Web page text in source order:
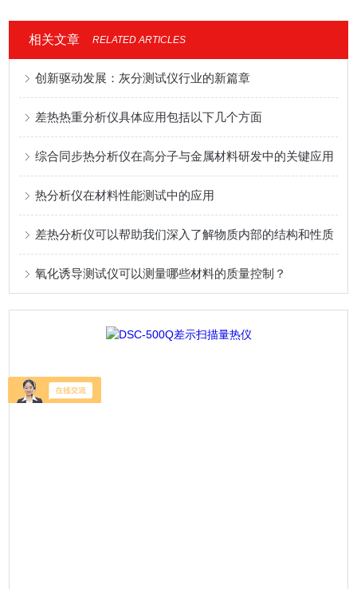
相关文章 RELATED ARTICLES
创新驱动发展：灰分测试仪行业的新篇章
差热热重分析仪具体应用包括以下几个方面
综合同步热分析仪在高分子与金属材料研发中的关键应用
热分析仪在材料性能测试中的应用
差热分析仪可以帮助我们深入了解物质内部的结构和性质
氧化诱导测试仪可以测量哪些材料的质量控制？